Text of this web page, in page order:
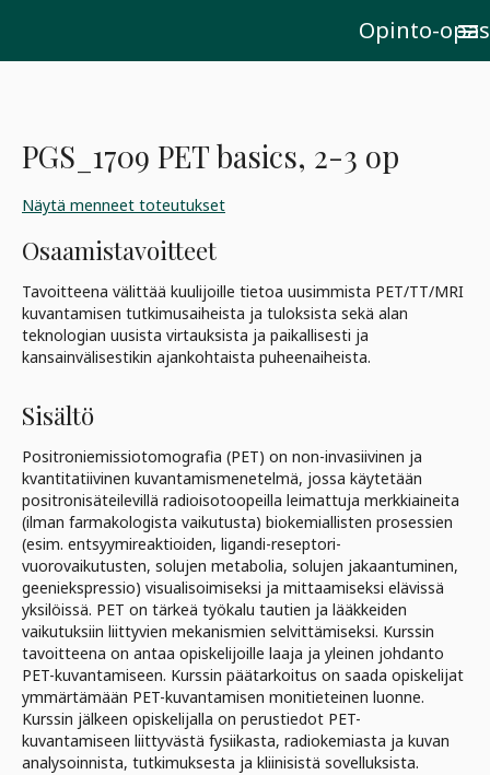
Opinto-opas
menu
PGS_1709 PET basics, 2-3 op
Näytä menneet toteutukset
Osaamistavoitteet
Tavoitteena välittää kuulijoille tietoa uusimmista PET/TT/MRI
kuvantamisen tutkimusaiheista ja tuloksista sekä alan
teknologian uusista virtauksista ja paikallisesti ja
kansainvälisestikin ajankohtaista puheenaiheista.
Sisältö
Positroniemissiotomografia (PET) on non-invasiivinen ja
kvantitatiivinen kuvantamismenetelmä, jossa käytetään
positronisäteilevillä radioisotoopeilla leimattuja merkkiaineita
(ilman farmakologista vaikutusta) biokemiallisten prosessien
(esim. entsyymireaktioiden, ligandi-reseptori-
vuorovaikutusten, solujen metabolia, solujen jakaantuminen,
geeniekspressio) visualisoimiseksi ja mittaamiseksi elävissä
yksilöissä. PET on tärkeä työkalu tautien ja lääkkeiden
vaikutuksiin liittyvien mekanismien selvittämiseksi. Kurssin
tavoitteena on antaa opiskelijoille laaja ja yleinen johdanto
PET-kuvantamiseen. Kurssin päätarkoitus on saada opiskelijat
ymmärtämään PET-kuvantamisen monitieteinen luonne.
Kurssin jälkeen opiskelijalla on perustiedot PET-
kuvantamiseen liittyvästä fysiikasta, radiokemiasta ja kuvan
analysoinnista, tutkimuksesta ja kliinisistä sovelluksista.